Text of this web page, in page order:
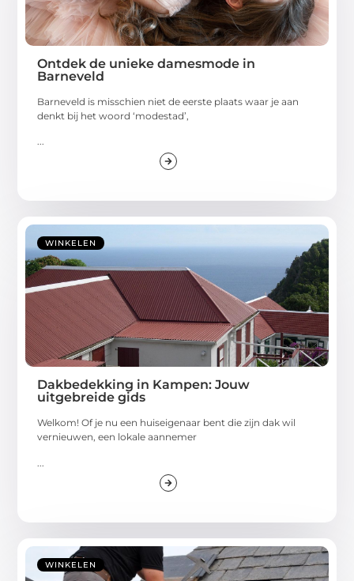
Ontdek de unieke damesmode in
Barneveld
Barneveld is misschien niet de eerste plaats waar je aan
denkt bij het woord ‘modestad’,
WINKELEN
Dakbedekking in Kampen: Jouw
uitgebreide gids
Welkom! Of je nu een huiseigenaar bent die zijn dak wil
vernieuwen, een lokale aannemer
WINKELEN